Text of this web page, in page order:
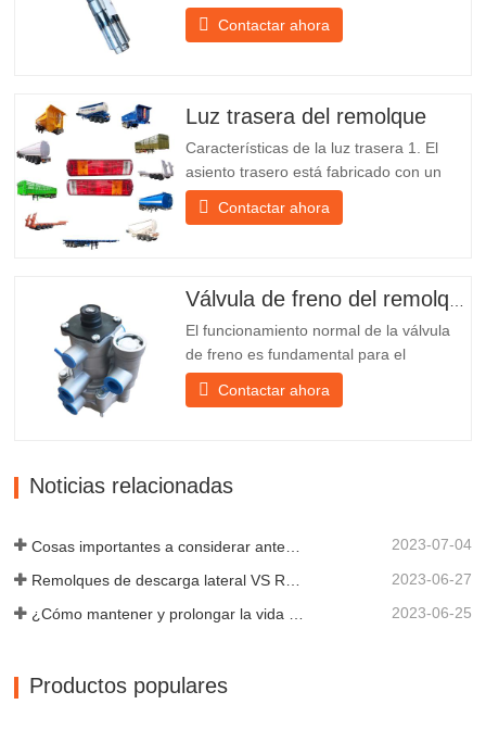
PO218971, muy vendidas Presupuesto
Producto Repuestos para remolques
nosotros Chengda Group es un
fabricante chino de semirremolques con
su propia...
Contactar ahora
Luz trasera del remolque
Características de la luz trasera 1. El
asiento trasero está fabricado con un
soporte de hierro, mucho más resistente
que otros materiales. Se incluyen
hierro delante de la pantalla de la
Contactar ahora
Válvula de freno del remolque
El funcionamiento normal de la válvula
de freno es fundamental para el
estacionamiento, ya que facilita el
frenado suave del remolque. Chengda,
tipos de remolques, integrando
producción, investigación y desarrollo
Contactar ahora
Noticias relacionadas
2023-07-04
2023-06-27
2023-06-25
Productos populares